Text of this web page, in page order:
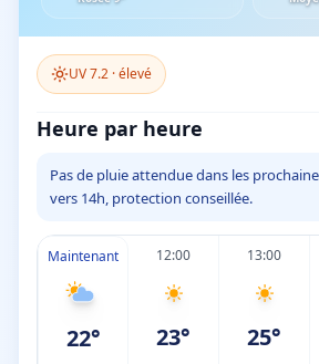
UV7.2 ·élevé
Heure par heure
Pas de pluie attendue dans les
vers 14h, protection conseillée.
Maintenant
22°
12:00
23°
13:00
25°